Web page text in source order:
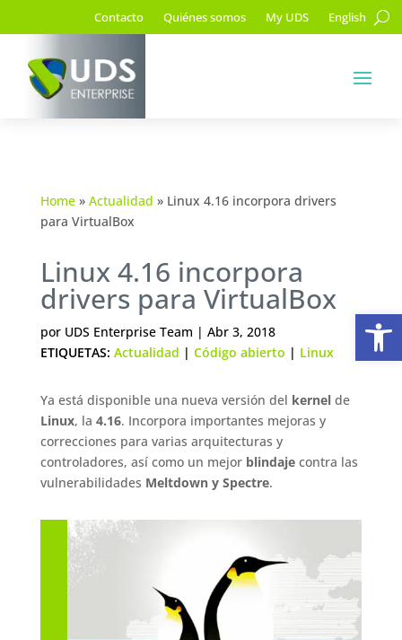
Contacto Quiénes somos My UDS English
Home» Actualidad » Linux 4.16 incorpora drivers
para VirtualBox
Linux 4.16 incorpora
drivers para VirtualBox
por UDS Enterprise Team | Abr 3, 2018
ETIQUETAS: Actualidad | Código abierto | Linux
Ya está disponible una nueva versión del kernelde
Linux, la 4.16. Incorpora importantes mejoras y
correcciones para varias arquitecturas y
controladores, así como un mejor blindajecontra las
vulnerabilidades Meltdown y Spectre.